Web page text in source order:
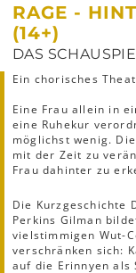
RAGE -
(14+)
DAS
Ein chorisches
Eine Frau allein in
eine Ruhekur
möglichst wenig.
mit der Zeit zu
Frau dahinter zu
Die Kurzgeschichte
Perkins Gilman
vielstimmigen Wut-
verschränken sich:
auf die Erinnyen